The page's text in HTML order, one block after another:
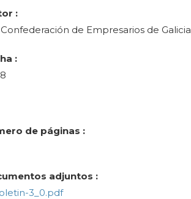
:
Confederación de Empresarios de Galicia
:
de páginas :
adjuntos :
3_0.pdf